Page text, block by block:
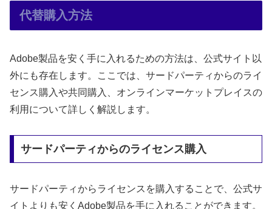
代替購入方法
Adobe製品を安く手に入れるための方法は、公式サイト以
外にも存在します。ここでは、サードパーティからのライ
センス購入や共同購入、オンラインマーケットプレイスの
利用について詳しく解説します。
サードパーティからのライセンス購入
サードパーティからライセンスを購入することで、公式サ
イトよりも安くAdobe製品を手に入れることができます。